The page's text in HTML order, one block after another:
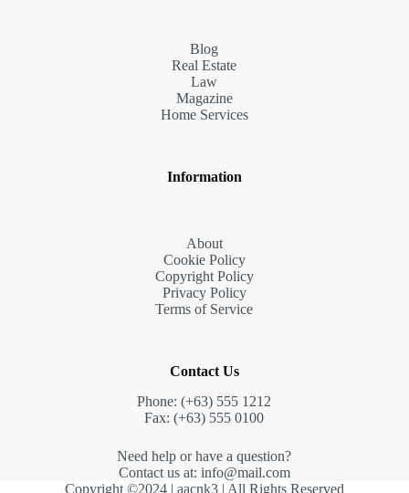
Blog
Real Estate
Law
Magazine
Home Services
Information
About
Cookie Policy
Copyright Policy
Privacy Policy
Terms of Service
Contact Us
Phone: (+63) 555 1212
Fax: (+63) 555 0100
Need help or have a question?
Contact us at: info@mail.com
Copyright ©2024 | aacnk3| All Rights Reserved